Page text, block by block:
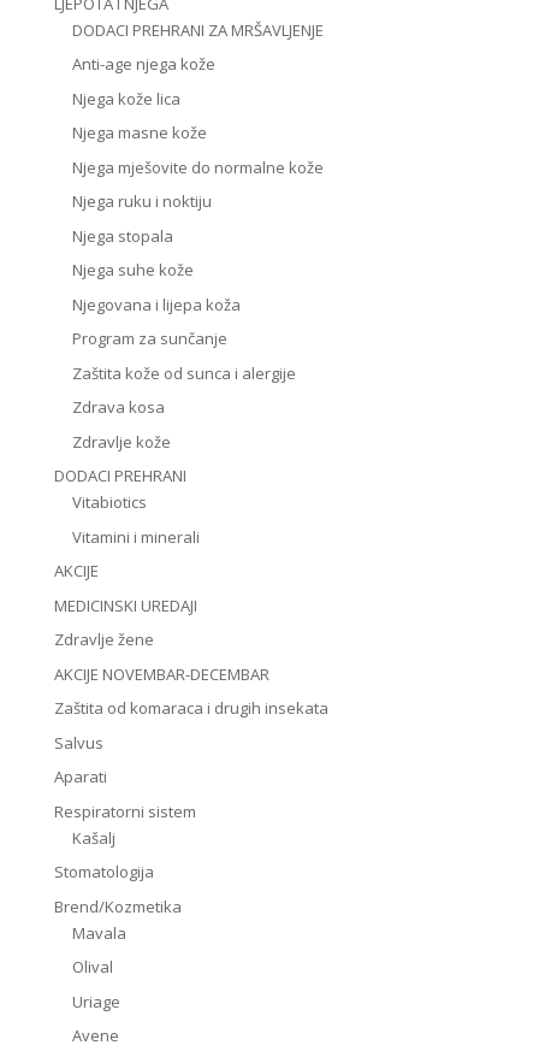
DODACI PREHRANI ZA MRŠAVLJENJE
Anti-age njega kože
Njega kože lica
Njega masne kože
Njega mješovite do normalne kože
Njega ruku i noktiju
Njega stopala
Njega suhe kože
Njegovana i lijepa koža
Program za sunčanje
Zaštita kože od sunca i alergije
Zdrava kosa
Zdravlje kože
DODACI PREHRANI
Vitabiotics
Vitamini i minerali
AKCIJE
MEDICINSKI UREDAJI
Zdravlje žene
AKCIJE NOVEMBAR-DECEMBAR
Zaštita od komaraca i drugih insekata
Salvus
Aparati
Respiratorni sistem
Kašalj
Stomatologija
Brend/Kozmetika
Mavala
Olival
Uriage
Avene